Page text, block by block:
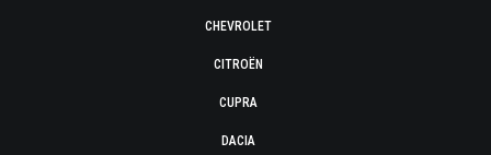
CHEVROLET
CITROËN
CUPRA
DACIA